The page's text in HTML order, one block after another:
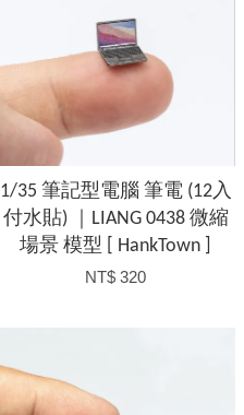
1/35 筆記型電腦 筆電 (12入
付水貼) ｜LIANG 0438 微縮
場景 模型 [ HankTown ]
NT$ 320